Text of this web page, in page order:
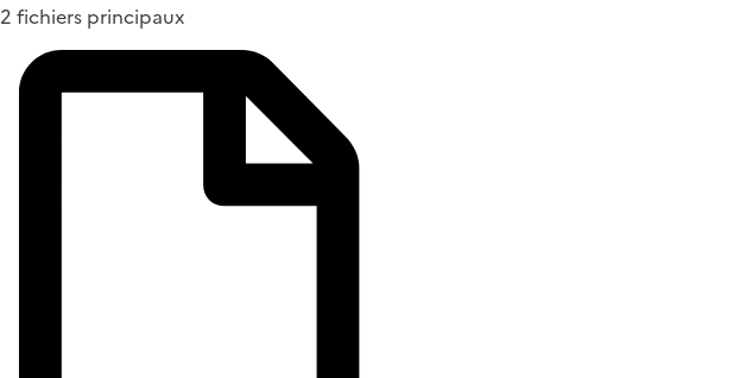
2 fichiers principaux